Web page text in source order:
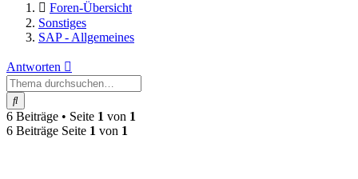
Foren-Übersicht
Sonstiges
SAP - Allgemeines
Antworten
Suche
6 Beiträge • Seite 1 von 1
6 Beiträge Seite 1 von 1